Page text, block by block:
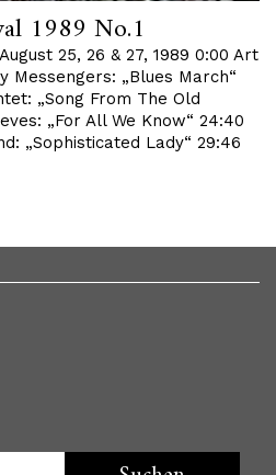
1989 No.1
25, 26 & 27, 1989 0:00 Art
Messengers: „Blues March“
„Song From The Old
„For All We Know“ 24:40
„Sophisticated Lady“ 29:46